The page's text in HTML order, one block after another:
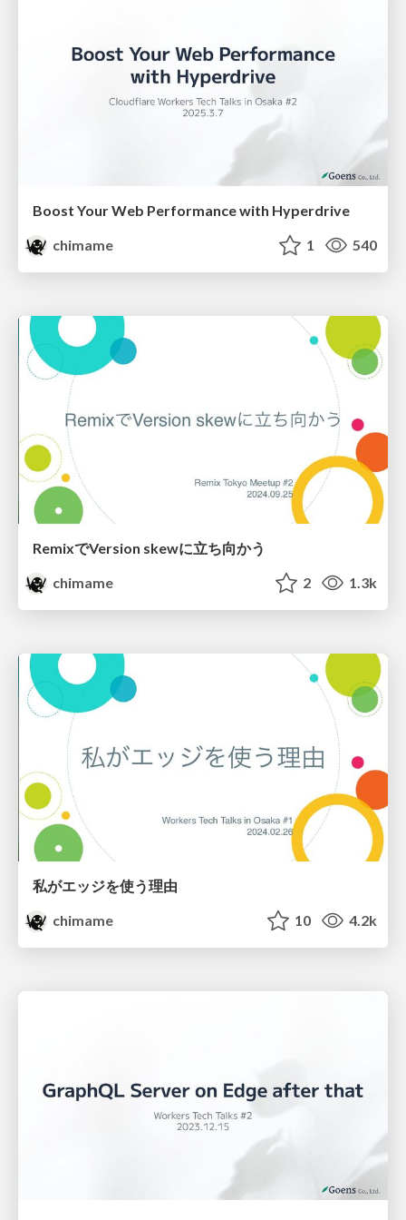
Boost Your Web Performance with Hyperdrive
chimame
1 540
RemixでVersion skewに立ち向かう
chimame
2 1.3k
私がエッジを使う理由
chimame
10 4.2k